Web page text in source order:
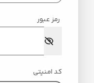
رمز عبور
کد امنیتی